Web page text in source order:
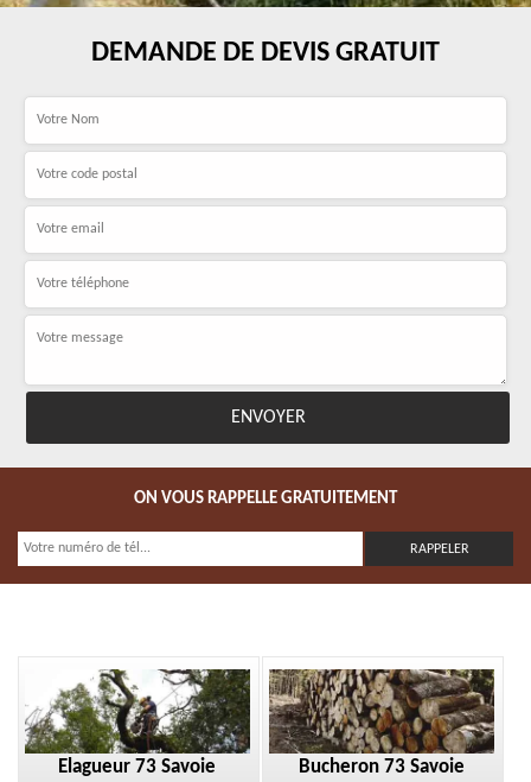
DEMANDE DE DEVIS GRATUIT
ON VOUS RAPPELLE GRATUITEMENT
Elagueur 73 Savoie Bucheron 73 Savoie